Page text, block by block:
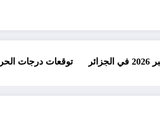
توقعات درجات الحرارة في خريف 2026 في الجزائر